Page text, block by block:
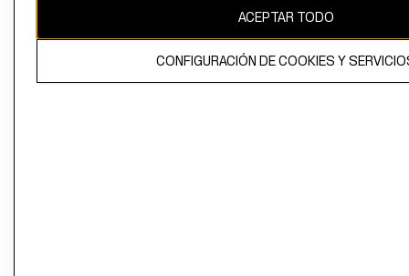
ACEPTAR TODO
CONFIGURACIÓN DE COOKIES Y